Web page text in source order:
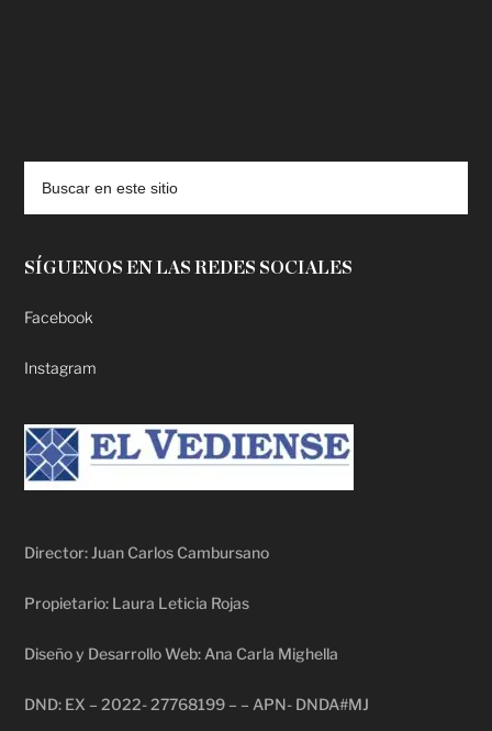
SÍGUENOS EN LAS REDES SOCIALES
Facebook
Instagram
Director: Juan Carlos Cambursano
Propietario: Laura Leticia Rojas
Diseño y Desarrollo Web: Ana Carla Mighella
DND: EX – 2022- 27768199 – – APN- DNDA#MJ